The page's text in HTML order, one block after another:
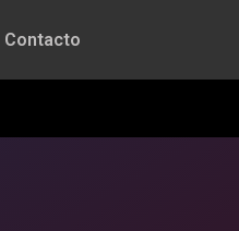
Contacto